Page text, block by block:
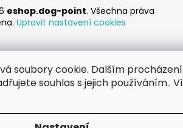
soubory cookie. Dalším
souhlas s jejich používáním..
eshop.dog-point. Všechna práva
Upravit nastavení cookies